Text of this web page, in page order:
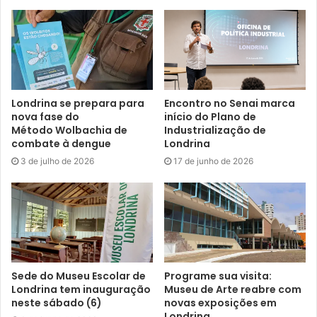
Além disso, a diretora-técnica da ACESF, Elen Piccinin,
ressalta que as homenagens devem ser rápidas, evitando
uma possível aglomeração dentro dos cemitérios.
“Pedimos também para que os visitantes confirmem a
localização exata dos jazigos antes de irem aos
cemitérios, acessando o site da ACESF, e que tentem
dividir as visitas entre o final de semana e o feriado de
segunda-feira. Sabemos que, no dia de Finados, a
ajuda de todos”, disse a diretora.
Esse ano não haverá pesquisa da sepultura,
presencialmente, dentro dos cemitérios municipais. Para
da ACESF e clicar nolink Local de Sepultamento (clique
aqui).Em todos eles, os servidores municipais vão
Londrina se prepara para
nova fase do
Método Wolbachia de
combate à dengue
3 de julho de 2026
Encontro no Senai marca
início do Plano de
Industrialização de
Londrina
17 de junho de 2026
Sede do Museu Escolar de
Londrina tem inauguração
neste sábado (6)
Programe sua visita:
Museu de Arte reabre com
novas exposições em